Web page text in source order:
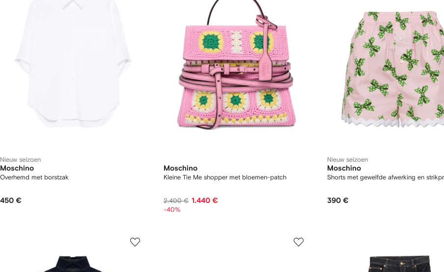
Nieuw seizoen
Moschino
Overhemd met borstzak
450 €
Moschino
Kleine Tie Me shopper met bloemen-patch
2.400 € 1.440 €
-40%
Nieuw seizoen
Moschino
Shorts met gewelfde afwerking en
390 €